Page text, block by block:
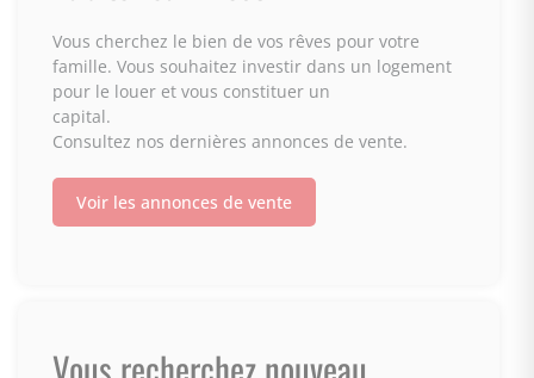
Vous cherchez le bien de vos rêves pour votre
famille. Vous souhaitez investir dans un logement
pour le louer et vous constituer un
capital.
Consultez nos dernières annonces de vente.
Voir les annonces de vente